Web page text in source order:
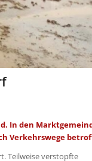
In den
Verkehrswege
Teilweise verstopfte